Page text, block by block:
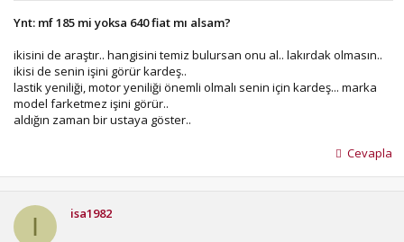
Ynt: mf 185 mi yoksa 640 fiat mı alsam?
ikisini de araştır.. hangisini temiz bulursan onu al.. lakırdak olmasın..
ikisi de senin işini görür kardeş..
lastik yeniliği, motor yeniliği önemli olmalı senin için kardeş... marka
model farketmez işini görür..
aldığın zaman bir ustaya göster..
Cevapla
I isa1982